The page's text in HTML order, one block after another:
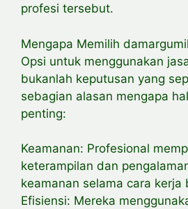
profesi tersebut.
Mengapa Memilih
Opsi untuk menggunakan
bukanlah keputusan yang
sebagian alasan mengapa
penting:
Keamanan: Profesional
keterampilan dan
keamanan selama cara kerja
Efisiensi: Mereka